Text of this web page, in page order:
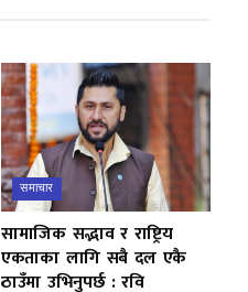
समाचार
सामाजिक सद्भाव र राष्ट्रिय
एकताका लागि सबै दल एकै
ठाउँमा उभिनुपर्छ : रवि